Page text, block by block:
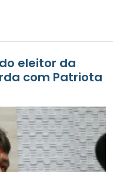
eleitor da
com Patriota